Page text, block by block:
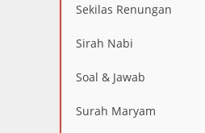
Sekilas Renungan
Sirah Nabi
Soal & Jawab
Surah Maryam